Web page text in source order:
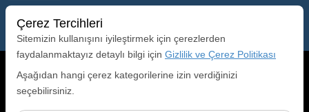
Çerez Tercihleri
Sitemizin kullanışını iyileştirmek için çerezlerden
faydalanmaktayız detaylı bilgi için Gizlilik ve Çerez Politikası
Aşağıdan hangi çerez kategorilerine izin verdiğinizi
seçebilirsiniz.
Alış Lokasyonu